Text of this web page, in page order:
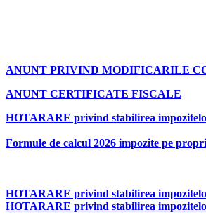
ANUNT PRIVIND MODIFICARILE
ANUNT CERTIFICATE FISCALE
HOTARARE privind stabilirea
Formule de calcul 2026 impozite pe
HOTARARE privind stabilirea
HOTARARE privind stabilirea